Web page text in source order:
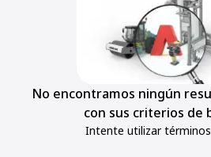
No encontramos ningún
con sus criterios de
Intente utilizar